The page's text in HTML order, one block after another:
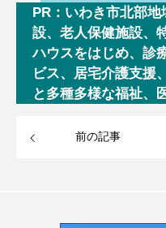
PR：いわき市北部
設、老人保健施設、
ハウスをはじめ、診
ビス、居宅介護支援
と多種多様な福祉、
前の記事